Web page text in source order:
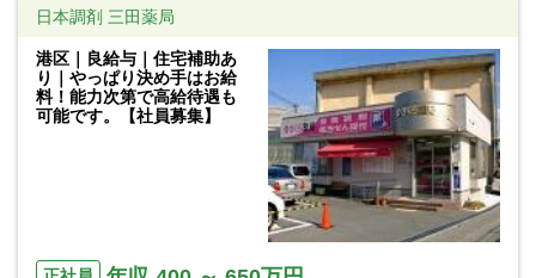
日本調剤 三田薬局
港区｜良給与｜住宅補助あ
り｜やっぱり決め手はお給
料！能力次第で高給待遇も
可能です。【社員募集】